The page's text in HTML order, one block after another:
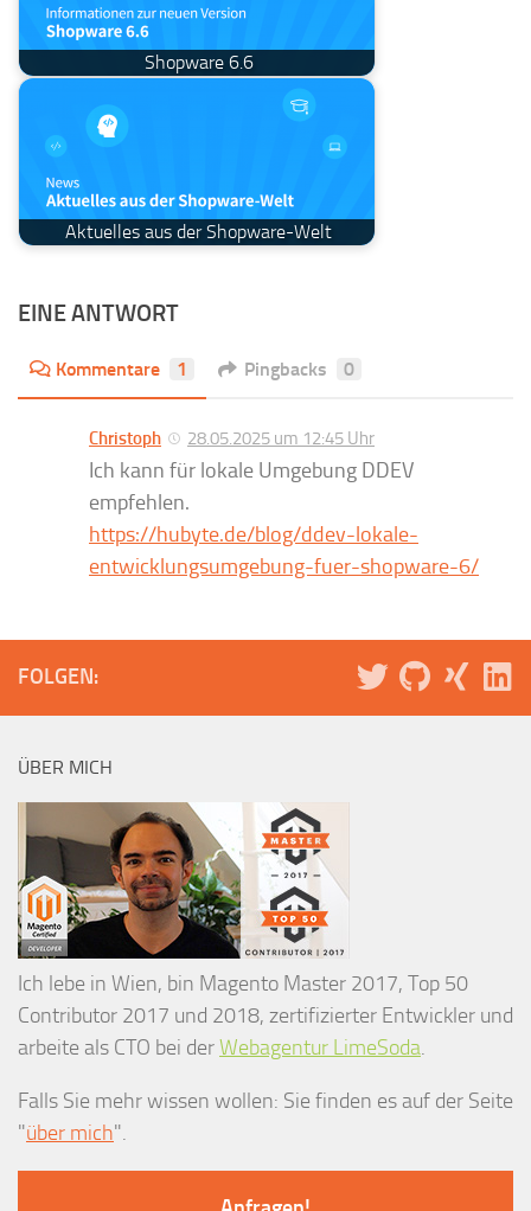
Shopware 6.6
Aktuelles aus der Shopware-Welt
EINE ANTWORT
Kommentare 1 Pingbacks 0
Christoph 28.05.2025 um 12:45 Uhr
Ich kann für lokale Umgebung DDEV
empfehlen.
https://hubyte.de/blog/ddev-lokale-
entwicklungsumgebung-fuer-shopware-6/
FOLGEN:
ÜBER MICH
Ich lebe in Wien, bin Magento Master 2017, Top 50
Contributor 2017 und 2018, zertifizierter Entwickler und
arbeite als CTO bei derWebagentur LimeSoda.
Falls Sie mehr wissen wollen: Sie finden es auf der Seite
"über mich".